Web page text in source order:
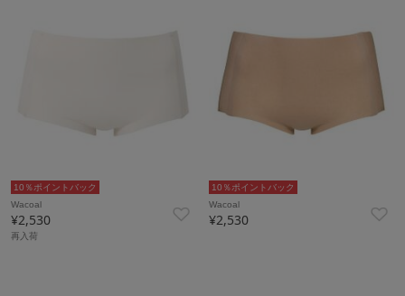
10％ポイントバック
Wacoal
¥2,530
再入荷
10％ポイントバック
Wacoal
¥2,530